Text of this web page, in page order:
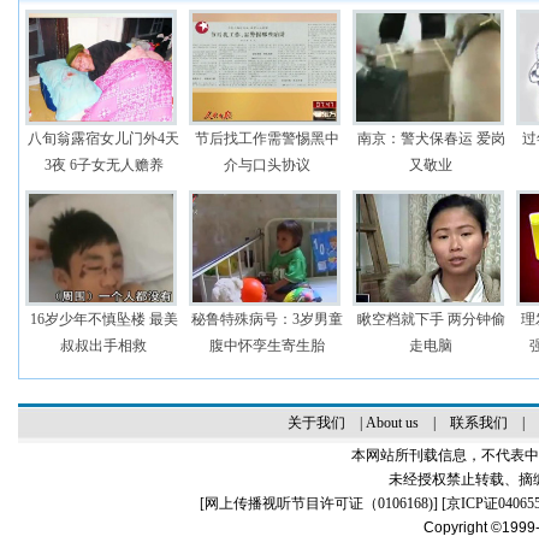
八旬翁露宿女儿门外4天
3夜 6子女无人赡养
节后找工作需警惕黑中
介与口头协议
南京：警犬保春运 爱岗
又敬业
16岁少年不慎坠楼 最美
叔叔出手相救
秘鲁特殊病号：3岁男童
腹中怀孪生寄生胎
瞅空档就下手 两分钟偷
走电脑
理
关于我们 About us| 联系我们
本网站所刊载信息，不代表
未经授权禁止转载、摘
[网上传播视听节目许可证（0106168)] [京ICP证
Copyright